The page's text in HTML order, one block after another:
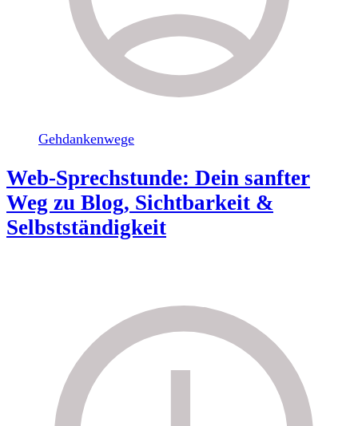
Gehdankenwege
Web-Sprechstunde: Dein sanfter
Weg zu Blog, Sichtbarkeit &
Selbstständigkeit